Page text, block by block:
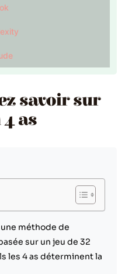
savoir sur
as
méthode de
sur un jeu de 32
les 4 as déterminent la